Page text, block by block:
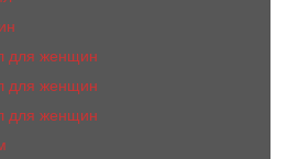
для женщин
для женщин
для женщин